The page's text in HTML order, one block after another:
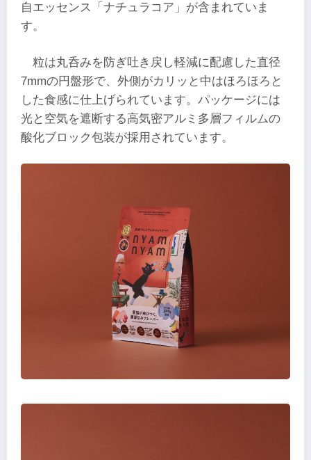
自エッセンス「ナチュラコア」が含まれていま
す。
粒は丸呑みを防ぎ吐き戻し軽減に配慮した直径
7mmの円盤形で、外側がカリッと中はほろほろと
した食感に仕上げられています。パッケージには
光と空気を遮断する高気密アルミ多層フィルムの
酸化ブロック包装が採用されています。